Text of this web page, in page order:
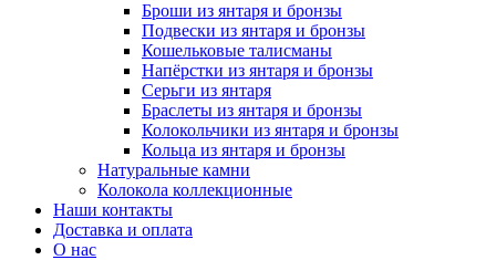
Броши из янтаря и бронзы
Подвески из янтаря и бронзы
Кошельковые талисманы
Напёрстки из янтаря и бронзы
Серьги из янтаря
Браслеты из янтаря и бронзы
Колокольчики из янтаря и бронзы
Кольца из янтаря и бронзы
Натуральные камни
Колокола коллекционные
Наши контакты
Доставка и оплата
О нас